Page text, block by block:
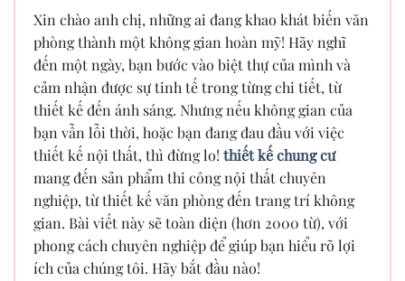
Xin chào anh chị, những ai đang khao khát biến văn
phòng thành một không gian hoàn mỹ! Hãy nghĩ
đến một ngày, bạn bước vào biệt thự của mình và
cảm nhận được sự tinh tế trong từng chi tiết, từ
thiết kế đến ánh sáng. Nhưng nếu không gian của
bạn vẫn lỗi thời, hoặc bạn đang đau đầu với việc
thiết kế nội thất, thì đừng lo! thiết kế chung cư
mang đến sản phẩm thi công nội thất chuyên
nghiệp, từ thiết kế văn phòng đến trang trí không
gian. Bài viết này sẽ toàn diện (hơn 2000 từ), với
phong cách chuyên nghiệp để giúp bạn hiểu rõ lợi
ích của chúng tôi. Hãy bắt đầu nào!